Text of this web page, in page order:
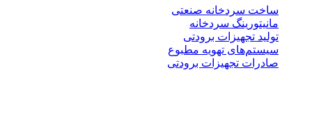
ساخت سردخانه صنعتی
مانیتورینگ سردخانه
تولید تجهیزات برودتی
سیستم‌های تهویه مطبوع
صادرات تجهیزات برودتی